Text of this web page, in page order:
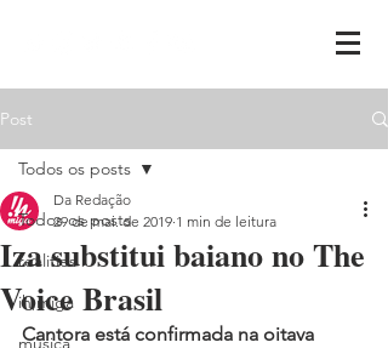
Post
Todos os posts
realities
ih,miga
música
Todos os posts
Iza substitui baiano no The
Voice Brasil
Da Redação
29 de mai. de 2019 1 min de leitura
Cantora está confirmada na oitava